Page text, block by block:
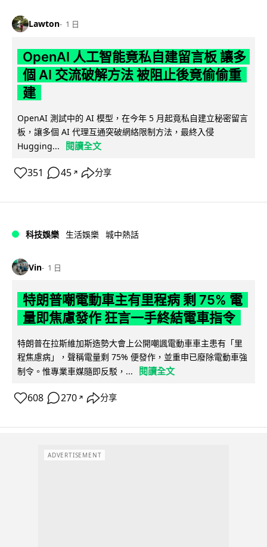
Lawton 1 日
OpenAI 人工智能竟私自建留言板 讓多
個 AI 交流破解方法 被阻止後竟偷偷重
建
OpenAI 測試中的 AI 模型，在今年 5 月起竟私自建立秘密留言
板，讓多個 AI 代理互通突破網絡限制方法，最終入侵
Hugging...
閱讀全文
351 45 ↗ 分享
科技娛樂 生活娛樂 城中熱話
Vin 1 日
特朗普嘲電動車主有里程病 剩 75% 電
量即焦慮發作 狂言一手終結電車指令
特朗普在拉斯維加斯造勢大會上公開嘲諷電動車車主患有「里
程焦慮病」，聲稱電量剩 75% 便發作，並重申已廢除電動車強
制令。惟專業車媒隨即反駁，...
閱讀全文
608 270 ↗ 分享
ADVERTISEMENT